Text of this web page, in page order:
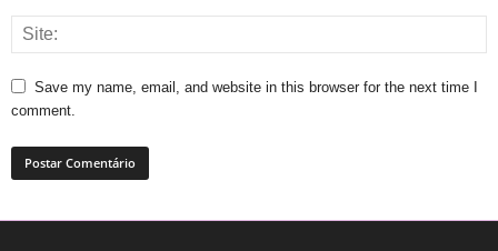
Save my name, email, and website in this browser for the next time I
comment.